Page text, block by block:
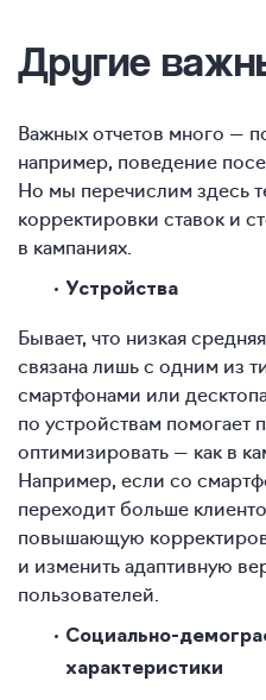
Другие
Важных отчетов много —
например, поведение
Но мы перечислим здесь
корректировки ставок и
в кампаниях.
Устройства
Бывает, что низкая
связана лишь с одним из
смартфонами или
по устройствам помогает
оптимизировать — как в
Например, если со
переходит больше
повышающую
и изменить адаптивную
пользователей.
Социально-
характеристики